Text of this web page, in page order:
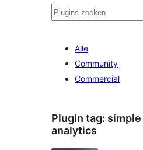
Zoeken
Alle
Community
Commercial
Plugin tag:
analytics